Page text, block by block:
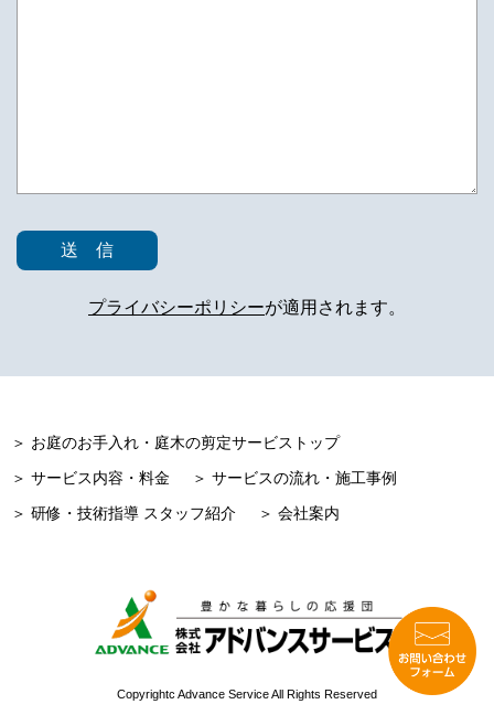
プライバシーポリシーが適用されます。
＞ お庭のお手入れ・庭木の剪定サービストップ
＞ サービス内容・料金
＞ サービスの流れ・施工事例
＞ 研修・技術指導 スタッフ紹介
＞ 会社案内
Copyrightc Advance Service All Rights Reserved